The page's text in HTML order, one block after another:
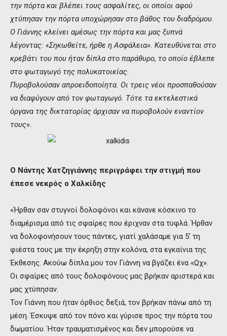
την πόρτα και βλέπει τους ασφαλίτες, οι οποίοι αφού
χτύπησαν την πόρτα υποχώρησαν στο βάθος του διαδρόμου.
Ο Γιάννης κλείνει αμέσως την πόρτα και μας ξυπνά
λέγοντας: «Σηκωθείτε, ήρθε η Ασφάλεια». Κατευθύνεται στο
κρεβάτι του που ήταν δίπλα στο παράθυρο, το οποίο έβλεπε
στο φωταγωγό της πολυκατοικίας.
Πυροβολούσαν απροειδοποίητα. Οι τρεις νέοι προσπαθούσαν
να διαφύγουν από τον φωταγωγό. Τότε τα εκτελεστικά
όργανα της δικτατορίας άρχισαν να πυροβολούν εναντίον
τους».
Ο Νάντης Χατζηγιάννης περιγράφει την στιγμή που
έπεσε νεκρός ο Χαλκίδης
«Ήρθαν σαν στυγνοί δολοφόνοι και κάνανε κόσκινο το
διαμέρισμα από τις σφαίρες που έριχναν στα τυφλά. Ήρθαν
να δολοφονήσουν τους πάντες, γιατί χαλάσαμε για 5′ τη
φιέστα τους με την έκρηξη στην κολόνα, στα εγκαίνια της
Έκθεσης. Ακούω δίπλα μου τον Γιάννη να βγάζει ένα «Ωχ».
Οι σφαίρες από τους δολοφόνους μας βρήκαν αριστερά και
μας χτύπησαν.
Τον Γιάννη που ήταν όρθιος δεξιά, τον βρήκαν πάνω από τη
μέση. Έσκυψε από τον πόνο και γύρισε προς την πόρτα του
δωματίου. Ήταν τραυματισμένος και δεν μπορούσε να